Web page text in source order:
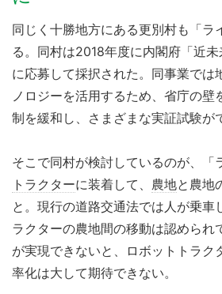
同じく十勝地方にある更別村も「ラ
る。同村は2018年度に内閣府「近未
に応募して採択された。同事業では
ノロジーを活用するため、省庁の壁
制を緩和し、さまざまな実証試験が
そこで同村が検討しているのが、「
トラクターに装着して、 農地と農地
と。現行の道路交通法では人が乗車
ラクターの農地間の移動は認められ
が実現できないと、ロボットトラク
率化は大して期待できない。